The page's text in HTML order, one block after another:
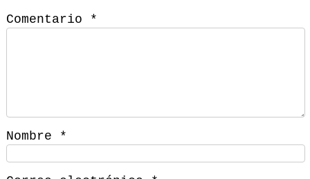
Comentario
*
Nombre *